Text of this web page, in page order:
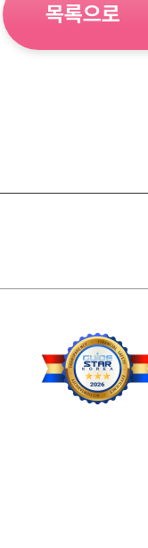
목록으로